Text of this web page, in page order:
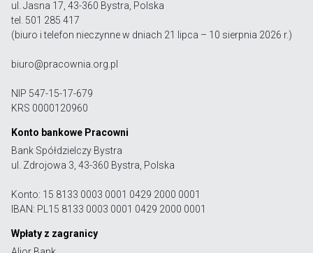
ul. Jasna 17, 43-360 Bystra, Polska
tel. 501 285 417
(biuro i telefon nieczynne w dniach 21 lipca – 10 sierpnia 2026 r.)
biuro@pracownia.org.pl
NIP 547-15-17-679
KRS 0000120960
Konto bankowe Pracowni
Bank Spółdzielczy Bystra
ul. Zdrojowa 3, 43-360 Bystra, Polska
Konto: 15 8133 0003 0001 0429 2000 0001
IBAN: PL15 8133 0003 0001 0429 2000 0001
Wpłaty z zagranicy